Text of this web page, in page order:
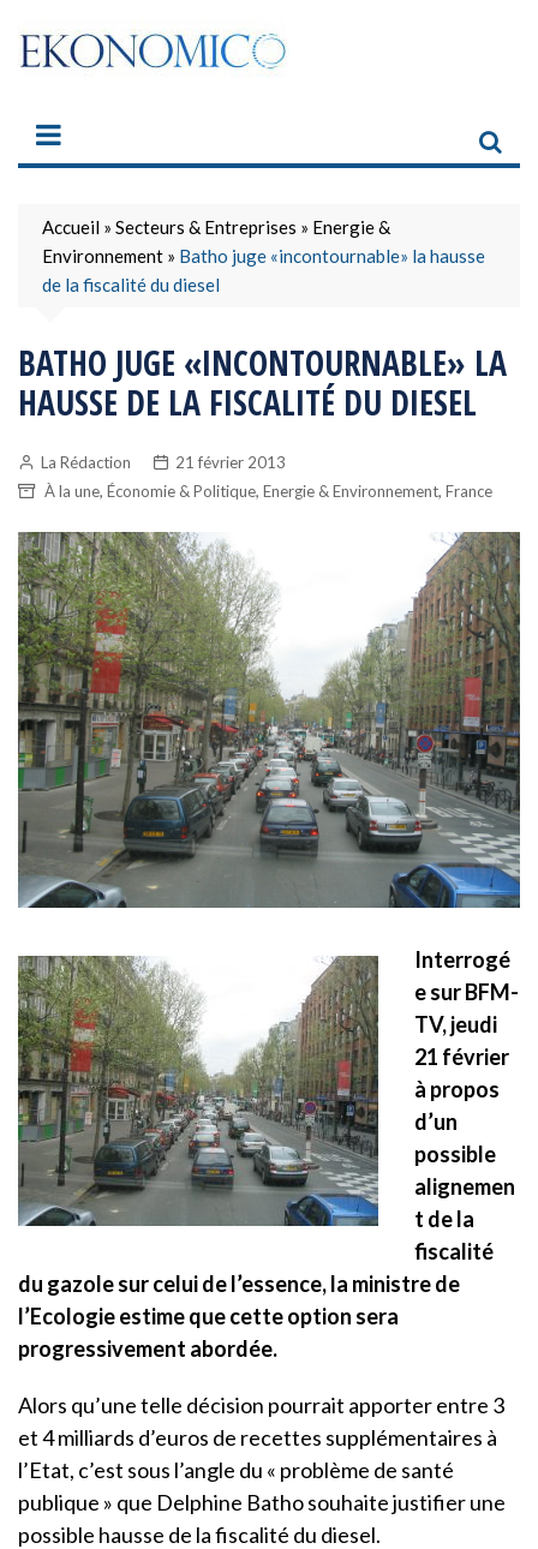
content
Accueil » Secteurs & Entreprises » Energie &
Environnement » Batho juge «incontournable» la hausse
de la fiscalité du diesel
BATHO JUGE «INCONTOURNABLE» LA
HAUSSE DE LA FISCALITÉ DU DIESEL
La Rédaction
21 février 2013
À la une, Économie & Politique, Energie & Environnement, France
Interrogé
e sur BFM-
TV, jeudi
21 février
à propos
d’un
possible
alignemen
t de la
fiscalité
du gazole sur celui de l’essence, la ministre de
l’Ecologie estime que cette option sera
progressivement abordée.
Alors qu’une telle décision pourrait apporter entre 3
et 4 milliards d’euros de recettes supplémentaires à
l’Etat, c’est sous l’angle du « problème de santé
publique » que Delphine Batho souhaite justifier une
possible hausse de la fiscalité du diesel.